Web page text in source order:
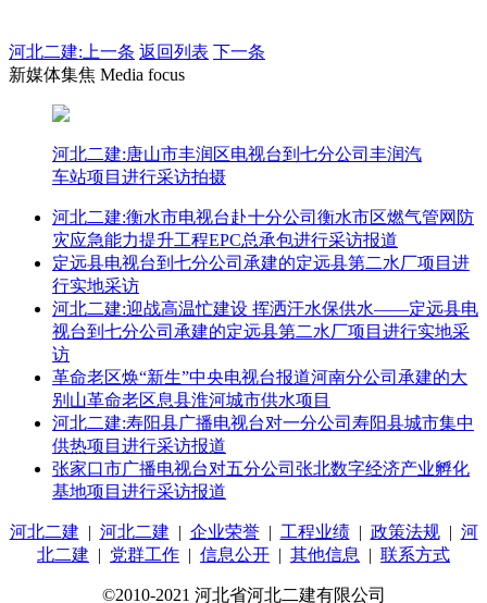
河北二建: 上一条 返回列表 下一条
新媒体集焦 Media focus
河北二建:唐山市丰润区电视台到七分公司丰润汽
车站项目进行采访拍摄
河北二建:衡水市电视台赴十分公司衡水市区燃气管网防
灾应急能力提升工程EPC总承包进行采访报道
定远县电视台到七分公司承建的定远县第二水厂项目进
行实地采访
河北二建:迎战高温忙建设 挥洒汗水保供水——定远县电
视台到七分公司承建的定远县第二水厂项目进行实地采
访
革命老区焕“新生”中央电视台报道河南分公司承建的大
别山革命老区息县淮河城市供水项目
河北二建:寿阳县广播电视台对一分公司寿阳县城市集中
供热项目进行采访报道
张家口市广播电视台对五分公司张北数字经济产业孵化
基地项目进行采访报道
河北二建 | 河北二建 | 企业荣誉| 工程业绩| 政策法规| 河
北二建 | 党群工作 | 信息公开 | 其他信息 | 联系方式
©2010-2021 河北省河北二建有限公司